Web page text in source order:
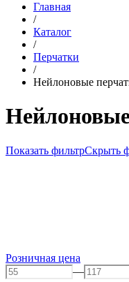
Главная
/
Каталог
/
Перчатки
/
Нейлоновые
Показать фильтрСкрыть
Розничная цена
—